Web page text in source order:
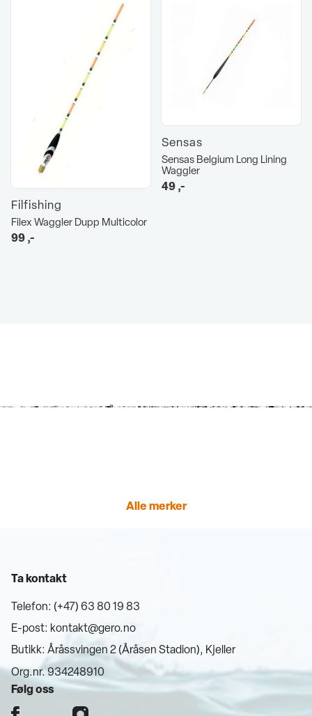
Filfishing
Filex Waggler Dupp Multicolor
99,-
Sensas
Sensas Belgium Long Lining
Waggler
49,-
Alle merker
Ta kontakt
Telefon: (+47) 63 80 19 83
E-post: kontakt@gero.no
Butikk: Åråssvingen 2 (Åråsen Stadion), Kjeller
Org.nr. 934248910
Følg oss